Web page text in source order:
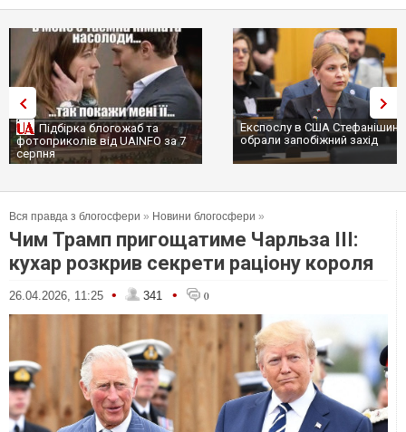
Підбірка блогожаб та
фотоприколів від UAINFO за 7
серпня
Експослу в США Стефанішиній
обрали запобіжний захід
Вся правда з блогосфери » Новини блогосфери »
Чим Трамп пригощатиме Чарльза ІІІ:
кухар розкрив секрети раціону короля
26.04.2026, 11:25 • 341 • 0